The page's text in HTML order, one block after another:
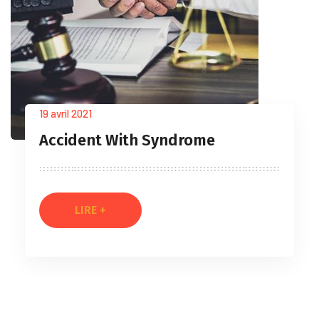
19 avril 2021
Accident With Syndrome
LIRE +